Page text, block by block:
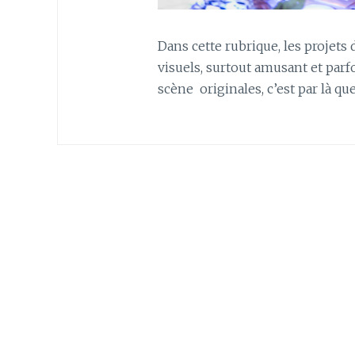
Dans cette rubrique, les projets
visuels, surtout amusant et
scène originales, c’est par là